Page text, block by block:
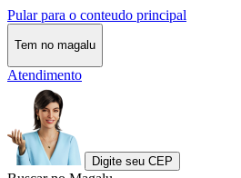
Pular para o conteudo principal
Tem no magalu
Atendimento
Digite seu CEP